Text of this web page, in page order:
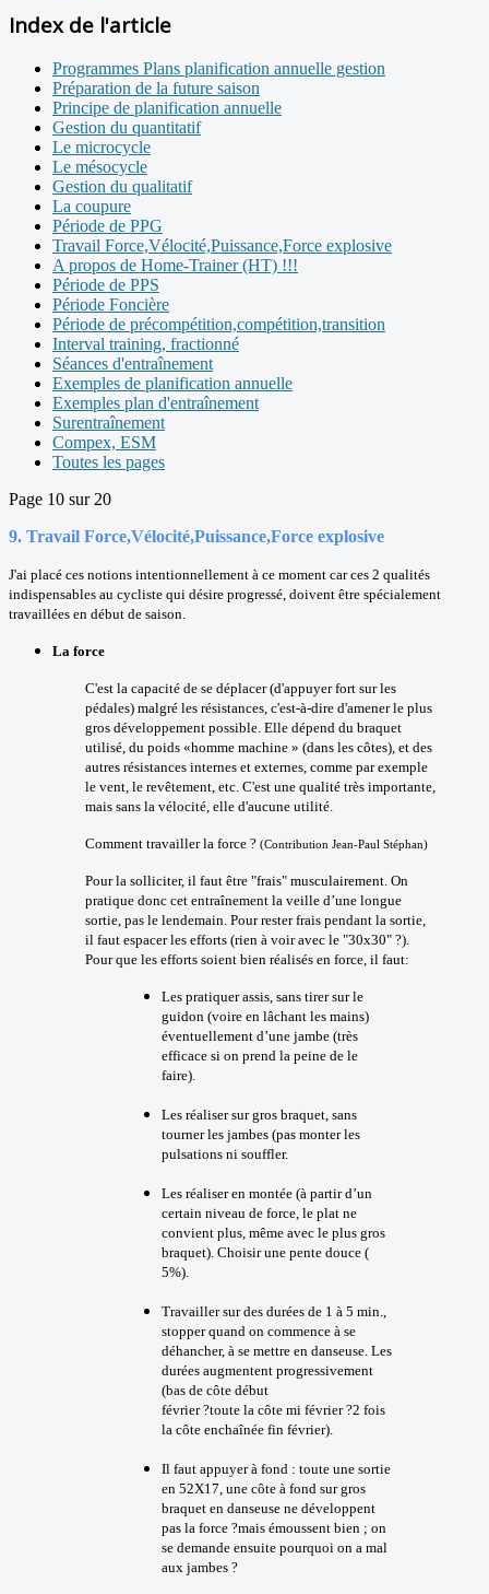
Index de l'article
Programmes Plans planification annuelle gestion
Préparation de la future saison
Principe de planification annuelle
Gestion du quantitatif
Le microcycle
Le mésocycle
Gestion du qualitatif
La coupure
Période de PPG
Travail Force,Vélocité,Puissance,Force explosive
A propos de Home-Trainer (HT) !!!
Période de PPS
Période Foncière
Période de précompétition,compétition,transition
Interval training, fractionné
Séances d'entraînement
Exemples de planification annuelle
Exemples plan d'entraînement
Surentraînement
Compex, ESM
Toutes les pages
Page 10 sur 20
9. Travail Force,Vélocité,Puissance,Force explosive
J'ai placé ces notions intentionnellement à ce moment car ces 2 qualités
indispensables au cycliste qui désire progressé, doivent être spécialement
travaillées en début de saison.
La force
C'est la capacité de se déplacer (d'appuyer fort sur les
pédales) malgré les résistances, c'est-à-dire d'amener le plus
gros développement possible. Elle dépend du braquet
utilisé, du poids «homme machine » (dans les côtes), et des
autres résistances internes et externes, comme par exemple
le vent, le revêtement, etc. C'est une qualité très importante,
mais sans la vélocité, elle d'aucune utilité.
Comment travailler la force ? (Contribution Jean-Paul Stéphan)
Pour la solliciter, il faut être "frais" musculairement. On
pratique donc cet entraînement la veille d’une longue
sortie, pas le lendemain. Pour rester frais pendant la sortie,
il faut espacer les efforts (rien à voir avec le "30x30" ?).
Pour que les efforts soient bien réalisés en force, il faut:
Les pratiquer assis, sans tirer sur le
guidon (voire en lâchant les mains)
éventuellement d’une jambe (très
efficace si on prend la peine de le
faire).
Les réaliser sur gros braquet, sans
tourner les jambes (pas monter les
pulsations ni souffler.
Les réaliser en montée (à partir d’un
certain niveau de force, le plat ne
convient plus, même avec le plus gros
braquet). Choisir une pente douce (
5%).
Travailler sur des durées de 1 à 5 min.,
stopper quand on commence à se
déhancher, à se mettre en danseuse. Les
durées augmentent progressivement
(bas de côte début
février ?toute la côte mi février ?2 fois
la côte enchaînée fin février).
Il faut appuyer à fond : toute une sortie
en 52X17, une côte à fond sur gros
braquet en danseuse ne développent
pas la force ?mais émoussent bien ; on
se demande ensuite pourquoi on a mal
aux jambes ?